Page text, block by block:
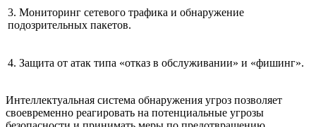
3. Мониторинг сетевого трафика и обнаружение
подозрительных пакетов.
4. Защита от атак типа «отказ в обслуживании» и «фишинг».
Интеллектуальная система обнаружения угроз позволяет
своевременно реагировать на потенциальные угрозы